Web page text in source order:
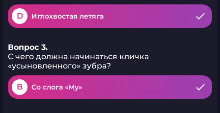
D Иглохвостая летяга
Вопрос 3.
С чего должна начинаться кличка
«усыновленного» зубра?
B Со слога «Му»